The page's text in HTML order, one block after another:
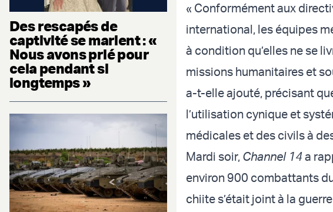
Des rescapés de
captivité se marient : «
Nous avons prié pour
cela pendant si
longtemps »
« Conformément aux
international, les équipes
à condition qu’elles ne se
missions humanitaires et
a-t-elle ajouté, précisant
l’utilisation cynique et
médicales et des civils à
Mardi soir, Channel 14a
environ 900 combattants
chiite s’était joint à la